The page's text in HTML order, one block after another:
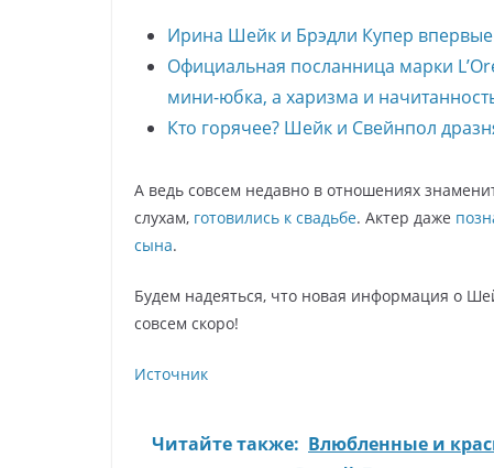
Ирина Шейк и Брэдли Купер
Официальная посланница марки
мини-юбка, а харизма и
Кто горячее? Шейк и Свейнпол
А ведь совсем недавно в отношениях
слухам, готовились к свадьбе. Актер даже
сына.
Будем надеяться, что новая информация о
совсем скоро!
Источник
Читайте также: Влюбленные и